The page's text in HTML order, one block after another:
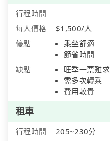
行程時間
每人價格
$1,500/人
優點
乘坐舒適
節省時間
缺點
旺季一票難求
需多次轉乘
費用較貴
租車
行程時間
205~230分